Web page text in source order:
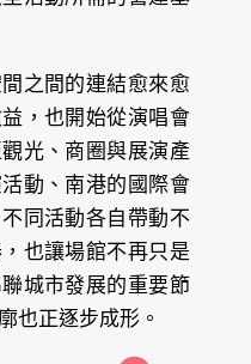
之間的連結愈來愈
，也開始從演唱會
光、商圈與展演產
動、南港的國際會
同活動各自帶動不
也讓場館不再只是
城市發展的重要節
也正逐步成形。